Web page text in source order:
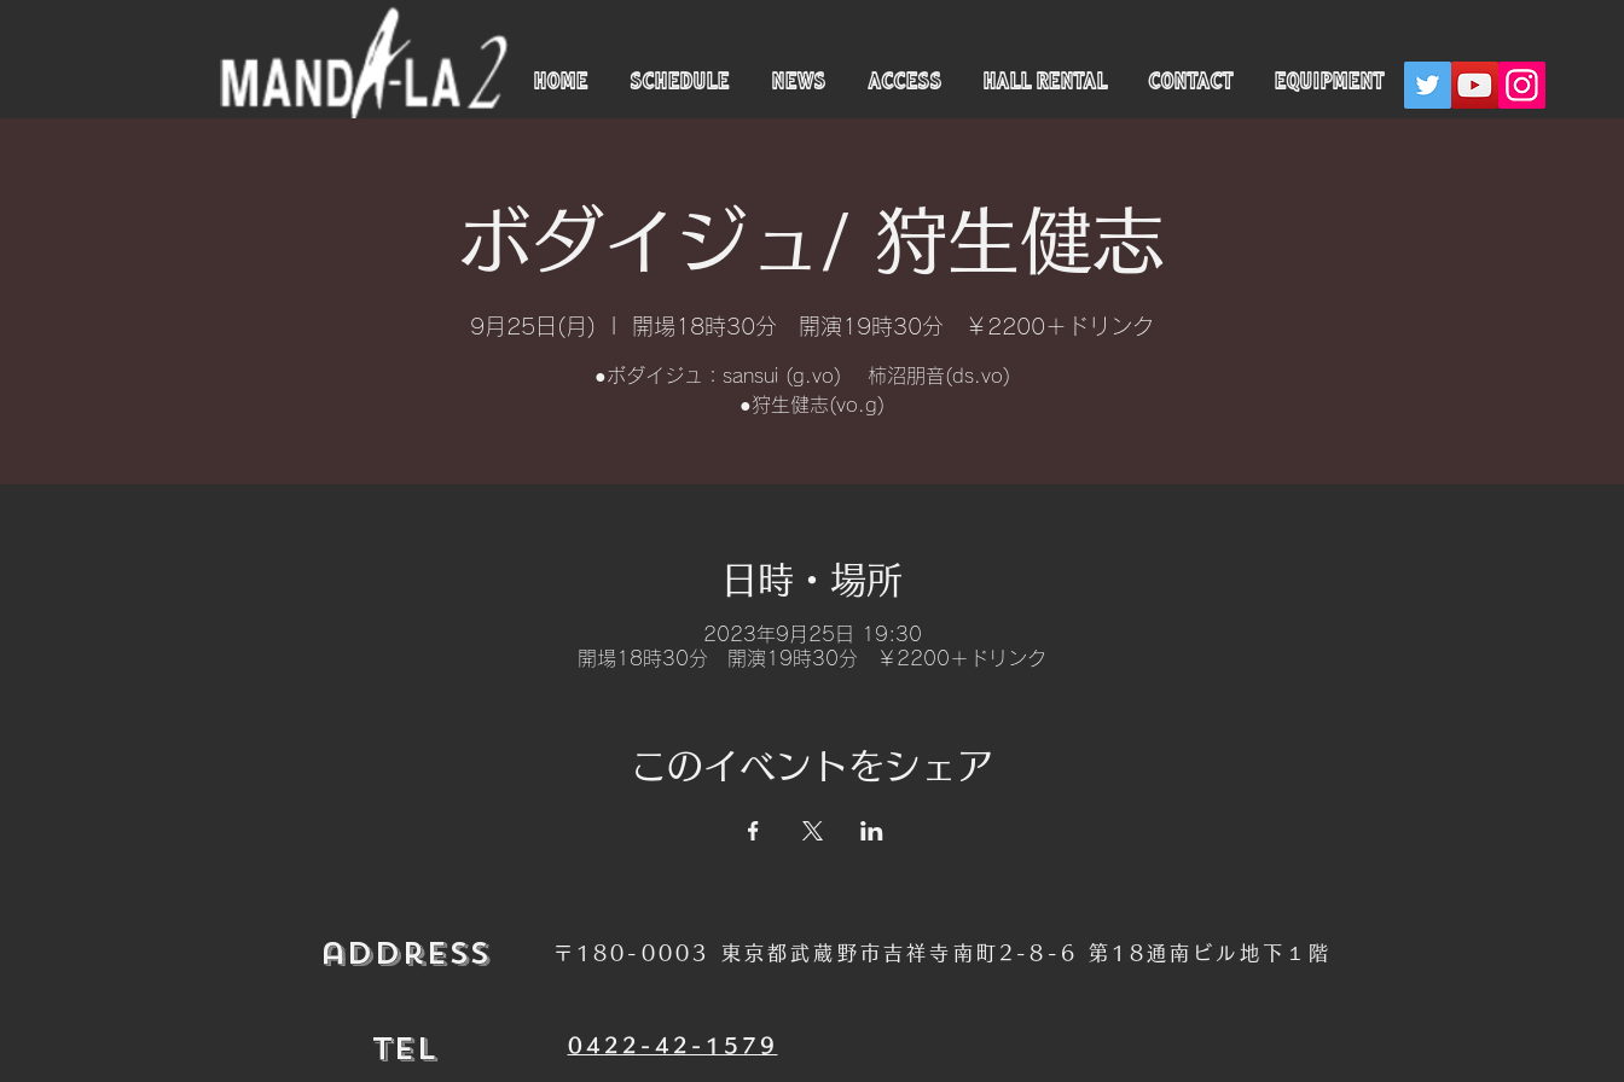
HOME SCHEDULE NEWS ACCESS HALL RENTAL CONTACT EQUIPMENT
ボダイジュ/ 狩生健志
9月25日(月) 開場18時30分 開演19時30分 ￥2200＋ドリンク
●ボダイジュ：sansui (g.vo) 柿沼朋音(ds.vo)
●狩生健志(vo.g)
日時・場所
2023年9月25日 19:30
開場18時30分 開演19時30分 ￥2200＋ドリンク
このイベントをシェア
​address 〒180-0003 東京都武蔵野市吉祥寺南町2-8-6 第18通南ビル地下１階
​TEL ​0422-42-1579